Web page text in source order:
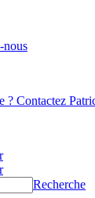
nous
? Contactez
Recherche